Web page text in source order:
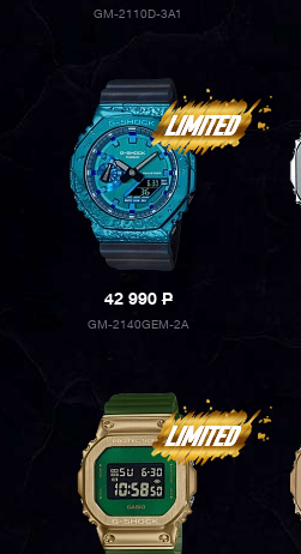
GM-2110D-3A1
42 990P
GM-2140GEM-2A